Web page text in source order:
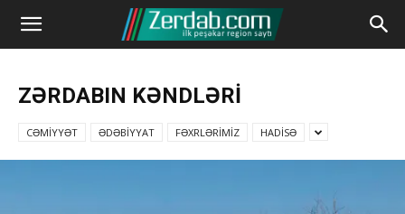
ZƏRDABIN KƏNDLƏRİ
CƏMİYYƏT ƏDƏBİYYAT FƏXRLƏRİMİZ HADİSƏ